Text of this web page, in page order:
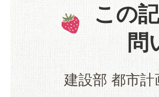
この
問
建設部 都市